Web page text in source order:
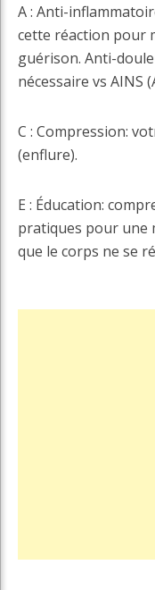
A : Anti-
cette réaction pour
guérison. Anti-
nécessaire vs AINS
C : Compression:
(enflure).
E : Éducation:
pratiques pour une
que le corps ne se